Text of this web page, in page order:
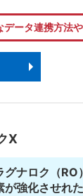
ータ連携方法
X
グナロク（RO
が強化させれ